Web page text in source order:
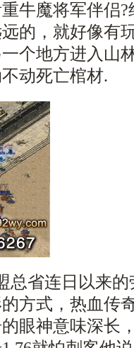
牛魔将军伴侣?
的，就好像有
个地方进入山
动死亡棺材.
总省连日以来
方式，热血传
眼神意味深长